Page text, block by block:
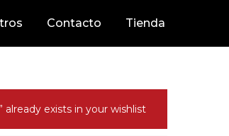
Contacto Tienda
already exists in your wishlist